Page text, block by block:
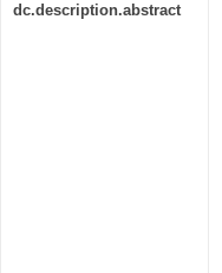
dc.description.abstract